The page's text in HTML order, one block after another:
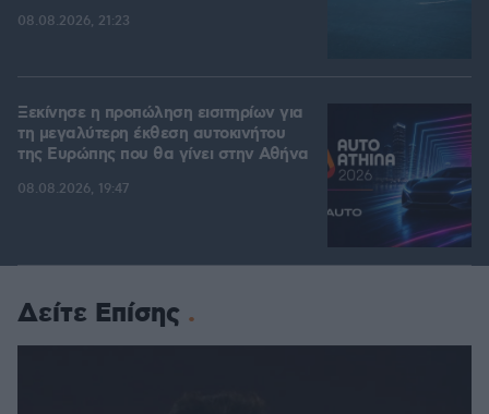
08.08.2026, 21:23
Ξεκίνησε η προπώληση εισιτηρίων για
τη μεγαλύτερη έκθεση αυτοκινήτου
της Ευρώπης που θα γίνει στην Αθήνα
08.08.2026, 19:47
Δείτε Επίσης